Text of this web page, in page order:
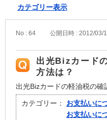
カテゴリー表示
No : 64 公開日時 : 2012/03/
出光Bizカード
方法は？
出光Bizカードの軽油税の確
カテゴリー：
お支払いに
お支払いに